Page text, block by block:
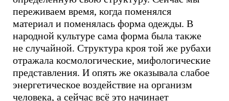
переживаем время, когда поменялся
материал и поменялась форма одежды. В
народной культуре сама форма была также
не случайной. Структура кроя той же рубахи
отражала космологические, мифологические
представления. И опять же оказывала слабое
энергетическое воздействие на организм
человека, а сейчас всё это начинает